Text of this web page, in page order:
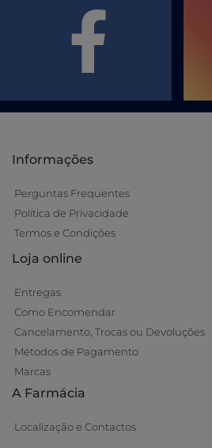
Informações
Perguntas Frequentes
Política de Privacidade
Termos e Condições
Loja online
Entregas
Como Encomendar
Cancelamento, Trocas ou Devoluções
Métodos de Pagamento
Marcas
A Farmácia
Localização e Contactos